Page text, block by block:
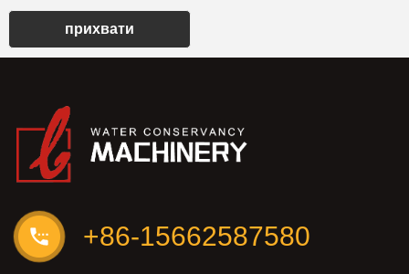
прихвати
+86-15662587580